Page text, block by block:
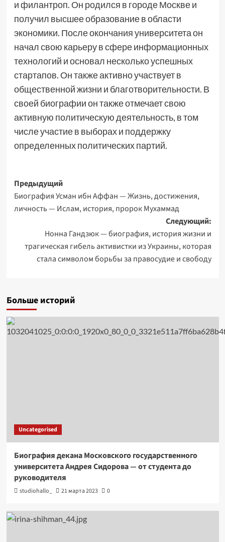
и филантроп. Он родился в городе Москве и
получил высшее образование в области
экономики. После окончания университета он
начал свою карьеру в сфере информационных
технологий и основал несколько успешных
стартапов. Он также активно участвует в
общественной жизни и благотворительности. В
своей биографии он также отмечает свою
активную политическую деятельность, в том
числе участие в выборах и поддержку
определенных политических партий.
Навигация
записи
Предыдущий
Биография Усман ибн Аффан — Жизнь, достижения,
личность — Ислам, история, пророк Мухаммад
Следующий:
Нонна Гандзюк — биография, история жизни и
трагическая гибель активистки из Украины, которая
стала символом борьбы за правосудие и свободу
Больше историй
Uncategorised
Биография декана Московского государственного
университета Андрея Сидорова — от студента до
руководителя
studiohallo_ 21 марта 2023 0